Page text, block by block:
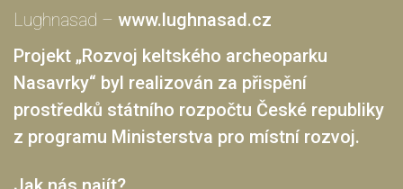
Lughnasad – www.lughnasad.cz
Projekt „Rozvoj keltského archeoparku
Nasavrky“ byl realizován za přispění
prostředků státního rozpočtu České republiky
z programu Ministerstva pro místní rozvoj.